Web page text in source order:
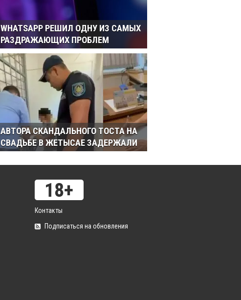
WHATSAPP РЕШИЛ ОДНУ ИЗ САМЫХ
РАЗДРАЖАЮЩИХ ПРОБЛЕМ
АВТОРА СКАНДАЛЬНОГО ТОСТА НА
СВАДЬБЕ В ЖЕТЫСАЕ ЗАДЕРЖАЛИ
Контакты
Подписаться на обновления